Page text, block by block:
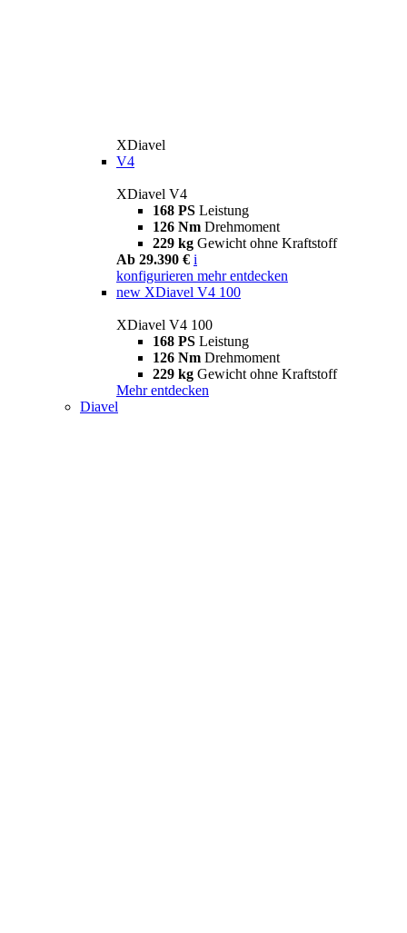
XDiavel
V4
XDiavel V4
168 PS Leistung
126 Nm Drehmoment
229 kg Gewicht ohne Kraftstoff
Ab 29.390 € i
konfigurieren mehr entdecken
new XDiavel V4 100
XDiavel V4 100
168 PS Leistung
126 Nm Drehmoment
229 kg Gewicht ohne Kraftstoff
Mehr entdecken
Diavel